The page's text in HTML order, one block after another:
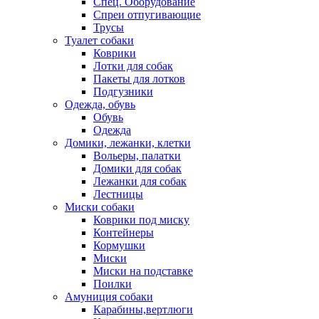
Спреи отпугивающие
Трусы
Туалет собаки
Коврики
Лотки для собак
Пакеты для лотков
Подгузники
Одежда, обувь
Обувь
Одежда
Домики, лежанки, клетки
Вольеры, палатки
Домики для собак
Лежанки для собак
Лестницы
Миски собаки
Коврики под миску
Контейнеры
Кормушки
Миски
Миски на подставке
Поилки
Амуниция собаки
Карабины,вертлюги